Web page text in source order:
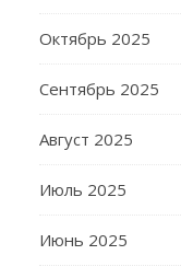
Октябрь 2025
Сентябрь 2025
Август 2025
Июль 2025
Июнь 2025